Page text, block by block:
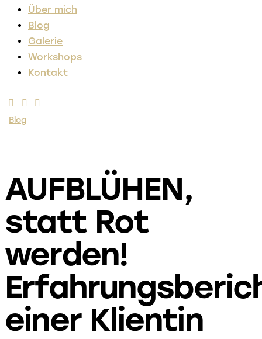
Über mich
Blog
Galerie
Workshops
Kontakt
Blog
AUFBLÜHEN,
statt Rot
werden!
einer Klientin